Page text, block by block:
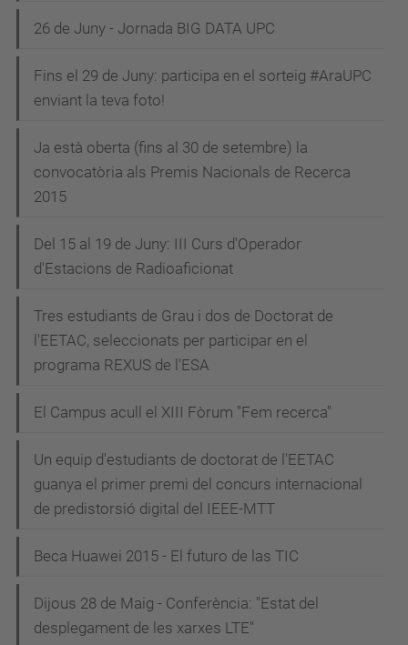
26 de Juny - Jornada BIG DATA UPC
Fins el 29 de Juny: participa en el sorteig #AraUPC
enviant la teva foto!
Ja està oberta (fins al 30 de setembre) la
convocatòria als Premis Nacionals de Recerca
2015
Del 15 al 19 de Juny: III Curs d'Operador
d'Estacions de Radioaficionat
Tres estudiants de Grau i dos de Doctorat de
l'EETAC, seleccionats per participar en el
programa REXUS de l'ESA
El Campus acull el XIII Fòrum "Fem recerca"
Un equip d'estudiants de doctorat de l'EETAC
guanya el primer premi del concurs internacional
de predistorsió digital del IEEE-MTT
Beca Huawei 2015 - El futuro de las TIC
Dijous 28 de Maig - Conferència: "Estat del
desplegament de les xarxes LTE"